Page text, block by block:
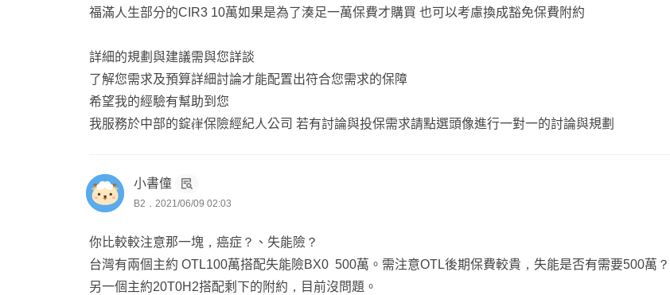
福滿人生部分的CIR3 10萬如果是為了湊足一萬保費才購買 也可以考慮換成豁免保費附約
詳細的規劃與建議需與您詳談
了解您需求及預算詳細討論才能配置出符合您需求的保障
希望我的經驗有幫助到您
我服務於中部的錠嵂保險經紀人公司 若有討論與投保需求請點選頭像進行一對一的討論與規劃
小書僮
B2．2021/06/09 02:03
你比較較注意那一塊，癌症？、失能險？
台灣有兩個主約 OTL100萬搭配失能險BX0 500萬。需注意OTL後期保費較貴，失能是否有需要500萬？
另一個主約20T0H2搭配剩下的附約，目前沒問題。